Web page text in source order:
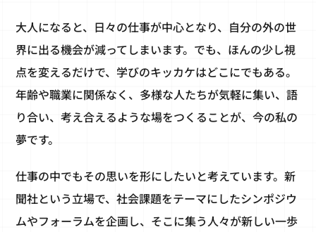
大人になると、日々の仕事が中心となり、自分の外の世
界に出る機会が減ってしまいます。でも、ほんの少し視
点を変えるだけで、学びのキッカケはどこにでもある。
年齢や職業に関係なく、多様な人たちが気軽に集い、語
り合い、考え合えるような場をつくることが、今の私の
夢です。
仕事の中でもその思いを形にしたいと考えています。新
聞社という立場で、社会課題をテーマにしたシンポジウ
ムやフォーラムを企画し、そこに集う人々が新しい一歩